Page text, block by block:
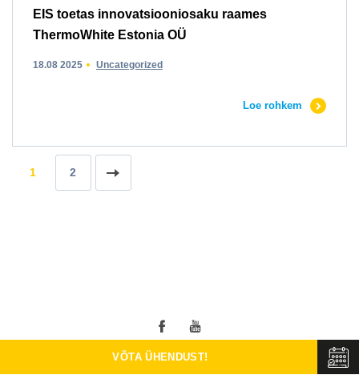
EIS toetas innovatsiooniosaku raames
ThermoWhite Estonia OÜ
18.08 2025 Uncategorized
Loe rohkem
1 2
VÕTA ÜHENDUST!
© 2026 ThermowhiteEstonia OÜ ThermoWhite süsteemi ametlik